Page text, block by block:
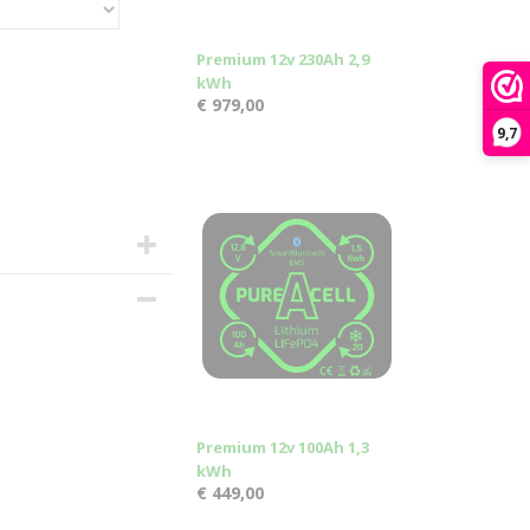
9,7
Premium 12v 230Ah 2,9
kWh
€ 979,00
Premium 12v 100Ah 1,3
kWh
€ 449,00